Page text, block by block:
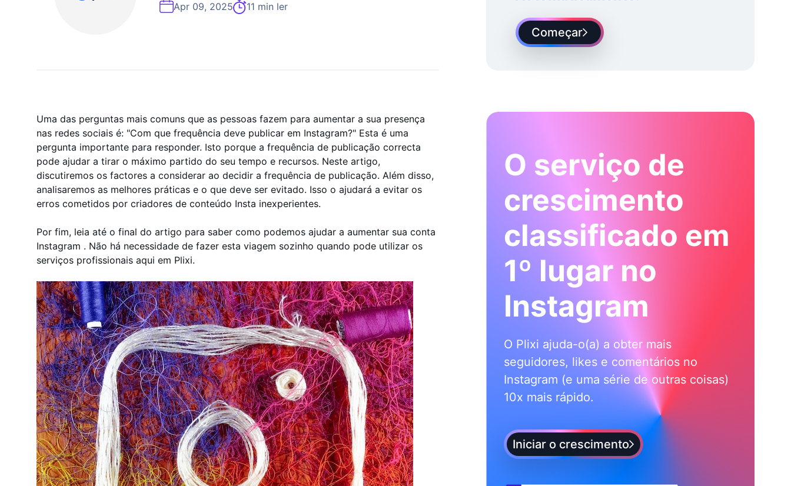
Apr 09, 2025 11 min ler
Começar
Uma das perguntas mais comuns que as pessoas fazem para aumentar a sua presença
nas redes sociais é: "Com que frequência deve publicar em Instagram?" Esta é uma
pergunta importante para responder. Isto porque a frequência de publicação correcta
pode ajudar a tirar o máximo partido do seu tempo e recursos. Neste artigo,
discutiremos os factores a considerar ao decidir a frequência de publicação. Além disso,
analisaremos as melhores práticas e o que deve ser evitado. Isso o ajudará a evitar os
erros cometidos por criadores de conteúdo Insta inexperientes.
Por fim, leia até o final do artigo para saber como podemos ajudar a aumentar sua conta
Instagram . Não há necessidade de fazer esta viagem sozinho quando pode utilizar os
serviços profissionais aqui em Plixi.
O serviço de
crescimento
classificado em
1º lugar no
Instagram
O Plixi ajuda-o(a) a obter mais
seguidores, likes e comentários no
Instagram (e uma série de outras coisas)
10x mais rápido.
Iniciar o crescimento